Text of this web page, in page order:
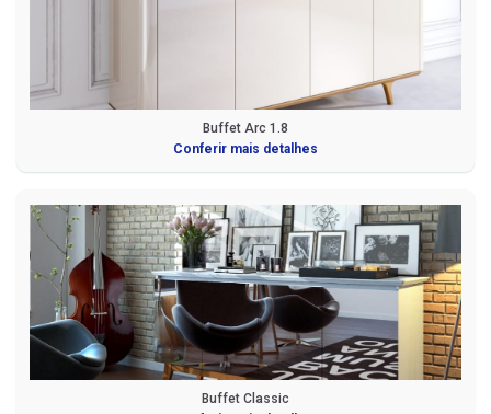
Buffet Arc 1.8
Conferir mais detalhes
Buffet Classic